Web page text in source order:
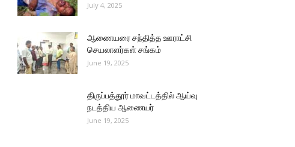
July 4, 2025
ஆணையரை சந்தித்த ஊராட்சி
செயலாளர்கள் சங்கம்
June 19, 2025
திருப்பத்தூர் மாவட்டத்தில் ஆய்வு
நடத்திய ஆணையர்
June 19, 2025